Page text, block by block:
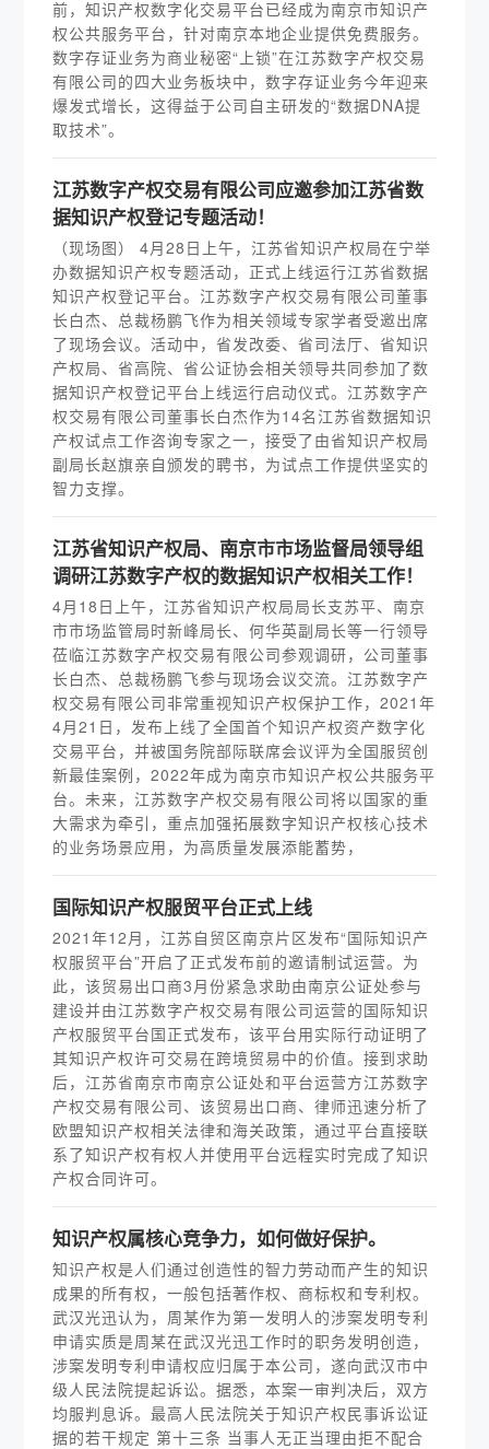
前，知识产权数字化交易平台已经成为南京市知识产
权公共服务平台，针对南京本地企业提供免费服务。
数字存证业务为商业秘密“上锁”在江苏数字产权交易
有限公司的四大业务板块中，数字存证业务今年迎来
爆发式增长，这得益于公司自主研发的“数据DNA提
取技术”。
江苏数字产权交易有限公司应邀参加江苏省数
据知识产权登记专题活动！
（现场图） 4月28日上午，江苏省知识产权局在宁举
办数据知识产权专题活动，正式上线运行江苏省数据
知识产权登记平台。江苏数字产权交易有限公司董事
长白杰、总裁杨鹏飞作为相关领域专家学者受邀出席
了现场会议。活动中，省发改委、省司法厅、省知识
产权局、省高院、省公证协会相关领导共同参加了数
据知识产权登记平台上线运行启动仪式。江苏数字产
权交易有限公司董事长白杰作为14名江苏省数据知识
产权试点工作咨询专家之一，接受了由省知识产权局
副局长赵旗亲自颁发的聘书，为试点工作提供坚实的
智力支撑。
江苏省知识产权局、南京市市场监督局领导组
调研江苏数字产权的数据知识产权相关工作！
4月18日上午，江苏省知识产权局局长支苏平、南京
市市场监管局时新峰局长、何华英副局长等一行领导
莅临江苏数字产权交易有限公司参观调研，公司董事
长白杰、总裁杨鹏飞参与现场会议交流。江苏数字产
权交易有限公司非常重视知识产权保护工作，2021年
4月21日，发布上线了全国首个知识产权资产数字化
交易平台，并被国务院部际联席会议评为全国服贸创
新最佳案例，2022年成为南京市知识产权公共服务平
台。未来，江苏数字产权交易有限公司将以国家的重
大需求为牵引，重点加强拓展数字知识产权核心技术
的业务场景应用，为高质量发展添能蓄势，
国际知识产权服贸平台正式上线
2021年12月，江苏自贸区南京片区发布“国际知识产
权服贸平台”开启了正式发布前的邀请制试运营。为
此，该贸易出口商3月份紧急求助由南京公证处参与
建设并由江苏数字产权交易有限公司运营的国际知识
产权服贸平台国正式发布，该平台用实际行动证明了
其知识产权许可交易在跨境贸易中的价值。接到求助
后，江苏省南京市南京公证处和平台运营方江苏数字
产权交易有限公司、该贸易出口商、律师迅速分析了
欧盟知识产权相关法律和海关政策，通过平台直接联
系了知识产权有权人并使用平台远程实时完成了知识
产权合同许可。
知识产权属核心竞争力，如何做好保护。
知识产权是人们通过创造性的智力劳动而产生的知识
成果的所有权，一般包括著作权、商标权和专利权。
武汉光迅认为，周某作为第一发明人的涉案发明专利
申请实质是周某在武汉光迅工作时的职务发明创造，
涉案发明专利申请权应归属于本公司，遂向武汉市中
级人民法院提起诉讼。据悉，本案一审判决后，双方
均服判息诉。最高人民法院关于知识产权民事诉讼证
据的若干规定 第十三条 当事人无正当理由拒不配合